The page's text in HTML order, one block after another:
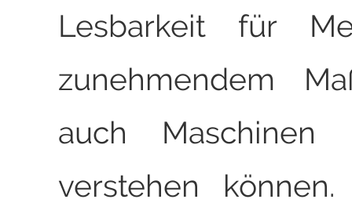
Lesbarkeit für
zunehmendem
auch Maschinen
verstehen